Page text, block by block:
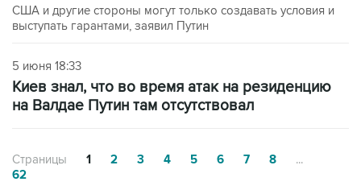
США и другие стороны могут только создавать условия и
выступать гарантами, заявил Путин
5 июня 18:33
Киев знал, что во время атак на резиденцию
на Валдае Путин там отсутствовал
Страницы 1 2 3 4 5 6 7 8 ...
62